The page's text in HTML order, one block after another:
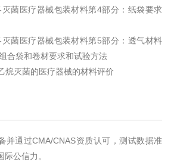
菌医疗器械包装材料第4部分：纸袋要求
菌医疗器械包装材料第5部分：透气材料
合袋和卷材要求和试验方法
烷灭菌的医疗器械的材料评价
并通过CMA/CNAS资质认可，测试数据准
公信力。